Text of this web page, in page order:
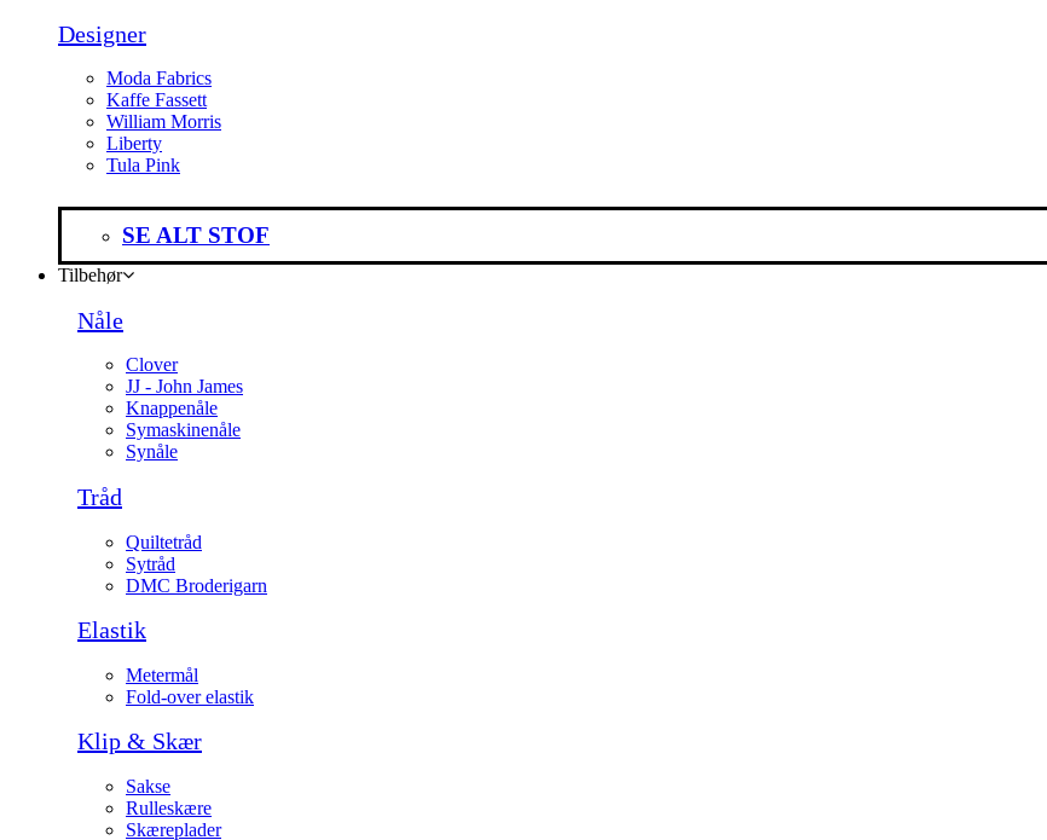
Designer
Moda Fabrics
Kaffe Fassett
William Morris
Liberty
Tula Pink
SE ALT STOF
Tilbehør
Nåle
Clover
JJ - John James
Knappenåle
Symaskinenåle
Synåle
Tråd
Quiltetråd
Sytråd
DMC Broderigarn
Elastik
Metermål
Fold-over elastik
Klip & Skær
Sakse
Rulleskære
Skæreplader